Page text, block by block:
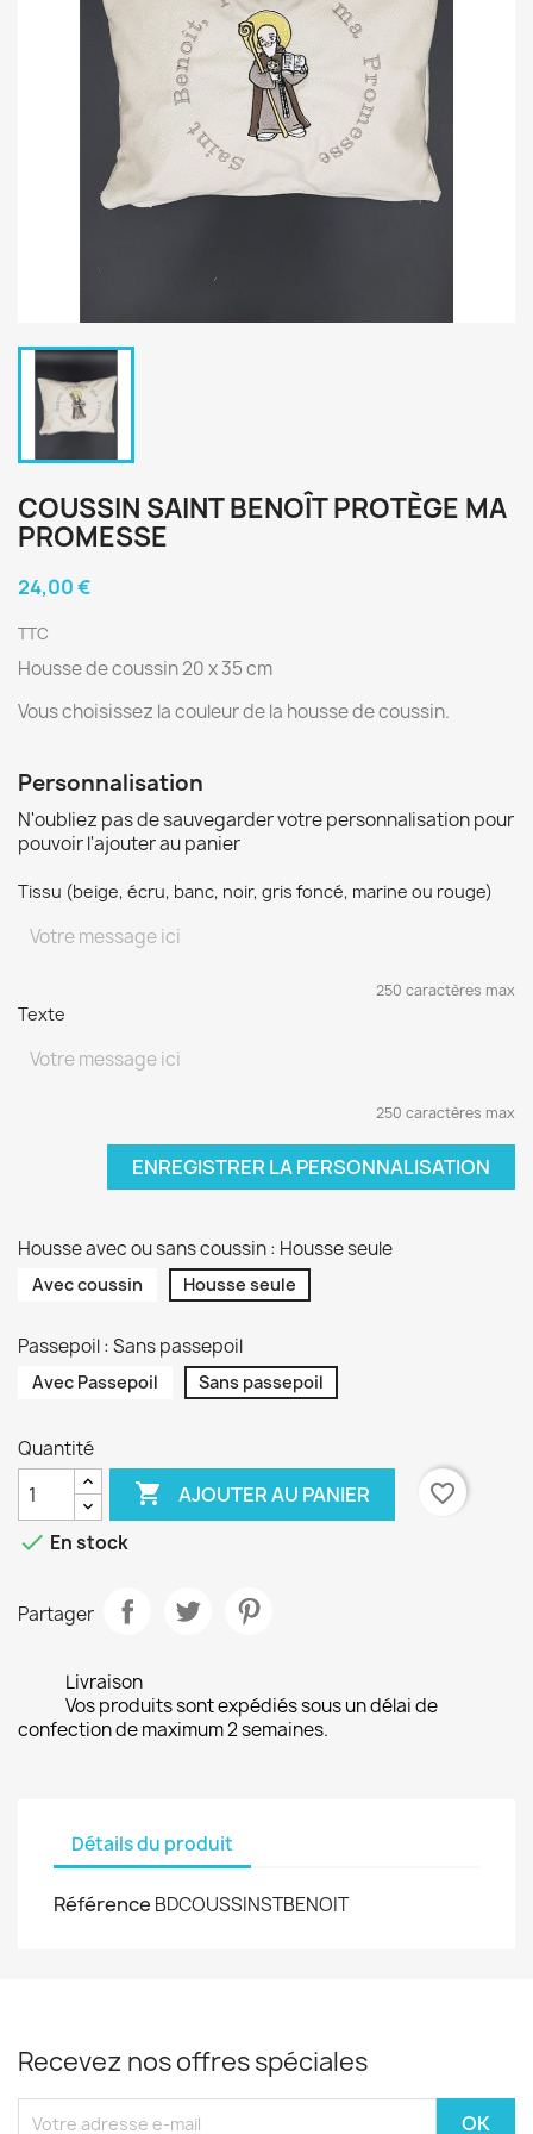
COUSSIN SAINT BENOÎT PROTÈGE MA
PROMESSE
24,00 €
TTC
Housse de coussin 20 x 35 cm
Vous choisissez la couleur de la housse de coussin.
Personnalisation
N'oubliez pas de sauvegarder votre personnalisation pour
pouvoir l'ajouter au panier
Tissu (beige, écru, banc, noir, gris foncé, marine ou rouge)
250 caractères max
Texte
250 caractères max
ENREGISTRER LA PERSONNALISATION
Housse avec ou sans coussin : Housse seule
Avec coussin Housse seule
Passepoil : Sans passepoil
Avec Passepoil Sans passepoil
Quantité
 AJOUTER AU PANIER
favorite_border
 En stock
Partager
Livraison
Vos produits sont expédiés sous un délai de
confection de maximum 2 semaines.
Détails du produit
Référence BDCOUSSINSTBENOIT
Recevez nos offres spéciales